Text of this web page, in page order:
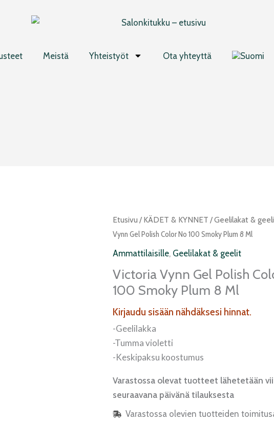
Meistä Yhteistyöt Ota yhteyttä
Etusivu / KÄDET & KYNNET /Geelilakat &
Vynn Gel Polish Color No 100 Smoky Plum 8 Ml
Ammattilaisille, Geelilakat & geelit
Victoria Vynn Gel Polish
100 Smoky Plum 8 Ml
Kirjaudu sisään nähdäksesi hinnat.
-Geelilakka
-Tumma violetti
-Keskipaksu koostumus
Varastossa olevat tuotteet lähetetään
seuraavana päivänä tilauksesta
Varastossa olevien tuotteiden